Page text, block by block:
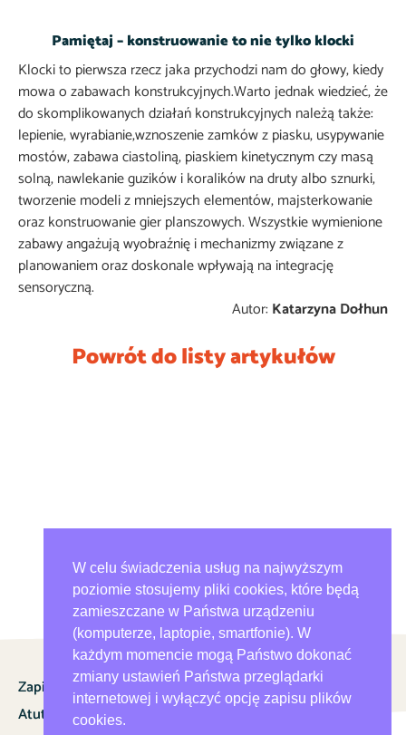
Pamiętaj – konstruowanie to nie tylko klocki
Klocki to pierwsza rzecz jaka przychodzi nam do głowy, kiedy
mowa o zabawach konstrukcyjnych.Warto jednak wiedzieć, że
do skomplikowanych działań konstrukcyjnych należą także:
lepienie, wyrabianie,wznoszenie zamków z piasku, usypywanie
mostów, zabawa ciastoliną, piaskiem kinetycznym czy masą
solną, nawlekanie guzików i koralików na druty albo sznurki,
tworzenie modeli z mniejszych elementów, majsterkowanie
oraz konstruowanie gier planszowych. Wszystkie wymienione
zabawy angażują wyobraźnię i mechanizmy związane z
planowaniem oraz doskonale wpływają na integrację
sensoryczną.
Autor:Katarzyna Dołhun
Powrót do listy artykułów
Zapisy
Atuty
Program
W celu świadczenia usług na najwyższym
poziomie stosujemy pliki cookies, które będą
zamieszczane w Państwa urządzeniu
(komputerze, laptopie, smartfonie). W
każdym momencie mogą Państwo dokonać
zmiany ustawień Państwa przeglądarki
internetowej i wyłączyć opcję zapisu plików
cookies.